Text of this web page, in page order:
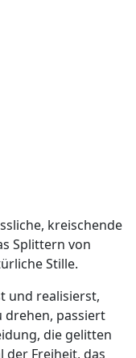
kreischende
Splittern von
Stille.
und realisierst,
drehen, passiert
die gelitten
der Freiheit, das